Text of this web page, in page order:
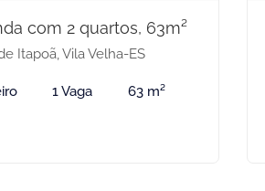
com 2 quartos, 63m²
Itapoã, Vila Velha-ES
1 Vaga 63 m²